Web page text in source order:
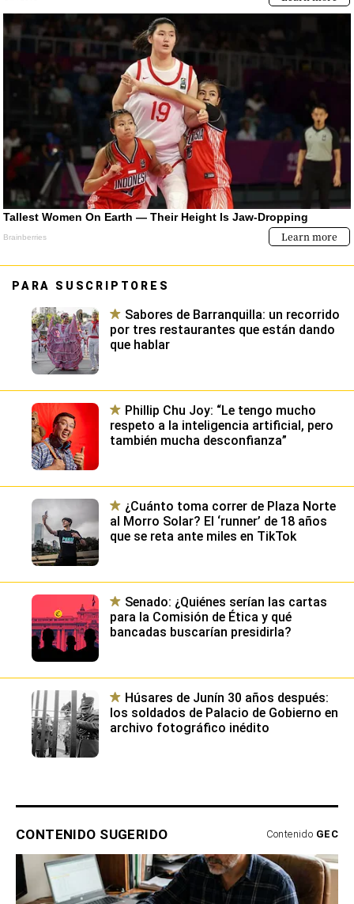
PARA SUSCRIPTORES
Sabores de Barranquilla: un recorrido
por tres restaurantes que están dando
que hablar
Phillip Chu Joy: “Le tengo mucho
respeto a la inteligencia artificial, pero
también mucha desconfianza”
¿Cuánto toma correr de Plaza Norte
al Morro Solar? El ‘runner’ de 18 años
que se reta ante miles en TikTok
Senado: ¿Quiénes serían las cartas
para la Comisión de Ética y qué
bancadas buscarían presidirla?
Húsares de Junín 30 años después:
los soldados de Palacio de Gobierno en
archivo fotográfico inédito
CONTENIDO SUGERIDO Contenido GEC